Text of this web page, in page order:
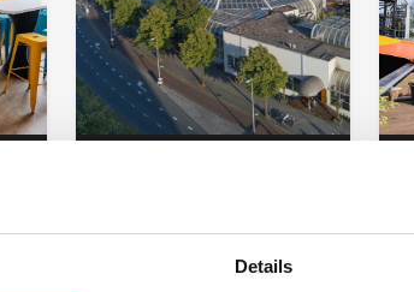
Details